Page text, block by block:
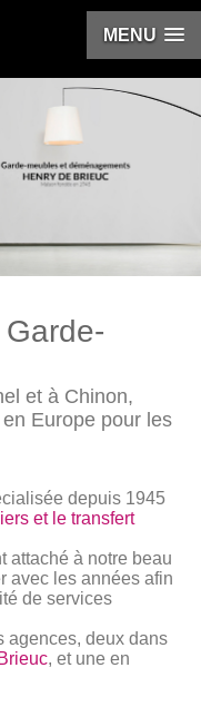
MENU
et à Chinon,
Europe pour les
depuis 1945
et le transfert
attaché à notre beau
avec les années afin
de services
agences, deux dans
, et une en